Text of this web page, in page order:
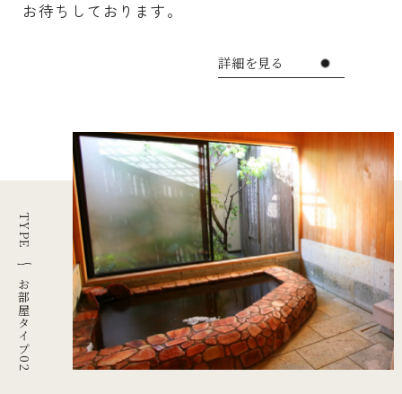
お待ちしております。
詳細を見る
TYPE
お部屋タイプ02